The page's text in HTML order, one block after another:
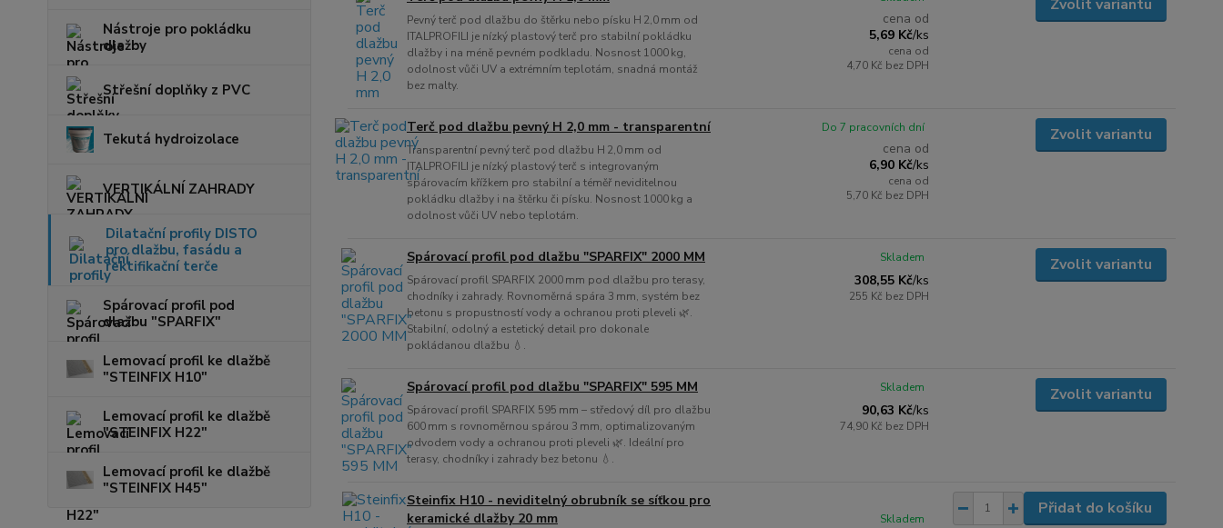
Nástroje pro pokládku
dlažby
Střešní doplňky z PVC
Tekutá hydroizolace
VERTIKÁLNÍ ZAHRADY
Dilatační profily DISTO
pro dlažbu, fasádu a
rektifikační terče
Spárovací profil pod
dlažbu "SPARFIX"
Lemovací profil ke dlažbě
"STEINFIX H10"
Lemovací profil ke dlažbě
"STEINFIX H22"
Lemovací profil ke dlažbě
"STEINFIX H45"
Pevný terč pod dlažbu do štěrku nebo písku H 2,0 mm od
ITALPROFILI je nízký plastový terč pro stabilní pokládku
dlažby i na méně pevném podkladu. Nosnost 1000 kg,
odolnost vůči UV a extrémním teplotám, snadná montáž
bez malty.
cena od
5,69 Kč/ks
cena od
4,70 Kč bez DPH
Zvolit variantu
Terč pod dlažbu pevný H 2,0 mm - transparentní
Transparentní pevný terč pod dlažbu H 2,0 mm od
ITALPROFILI je nízký plastový terč s integrovaným
spárovacím křížkem pro stabilní a téměř neviditelnou
pokládku dlažby i na štěrku či písku. Nosnost 1000 kg a
odolnost vůči UV nebo teplotám.
cena od
6,90 Kč/ks
cena od
5,70 Kč bez DPH
Do 7 pracovních dní Zvolit variantu
Spárovací profil pod dlažbu "SPARFIX" 2000 MM
Spárovací profil SPARFIX 2000 mm pod dlažbu pro terasy,
chodníky i zahrady. Rovnoměrná spára 3 mm, systém bez
betonu s propustností vody a ochranou proti pleveli 🌿.
Stabilní, odolný a estetický detail pro dokonale
pokládanou dlažbu 💧.
308,55 Kč/ks
255 Kč bez DPH
Skladem Zvolit variantu
Spárovací profil pod dlažbu "SPARFIX" 595 MM
Spárovací profil SPARFIX 595 mm – středový díl pro dlažbu
600 mm s rovnoměrnou spárou 3 mm, optimalizovaným
odvodem vody a ochranou proti pleveli 🌿. Ideální pro
terasy, chodníky i zahrady bez betonu 💧.
90,63 Kč/ks
74,90 Kč bez DPH
Skladem Zvolit variantu
Steinfix H10 - neviditelný obrubník se síťkou pro
keramické dlažby 20 mm
Skladem
Přidat do košíku